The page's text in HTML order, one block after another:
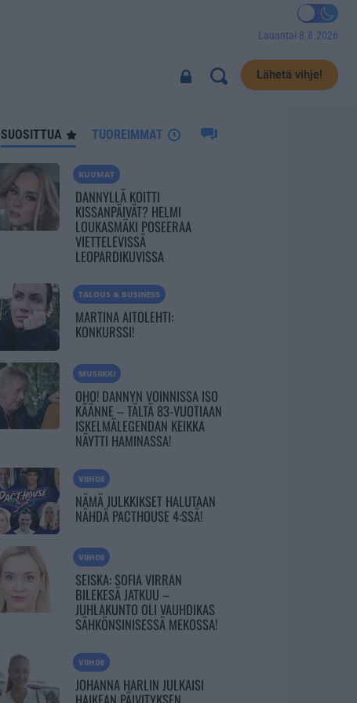
Lauantai 8.8.2026
Lähetä vihje!
SUOSITTUA TUOREIMMAT
KUUMAT
DANNYLLÄ KOITTI
KISSANPÄIVÄT? HELMI
LOUKASMÄKI POSEERAA
VIETTELEVISSÄ
LEOPARDIKUVISSA
TALOUS & BUSINESS
MARTINA AITOLEHTI:
KONKURSSI!
MUSIIKKI
OHO! DANNYN VOINNISSA ISO
KÄÄNNE – TÄLTÄ 83-VUOTIAAN
ISKELMÄLEGENDAN KEIKKA
NÄYTTI HAMINASSA!
VIIHDE
NÄMÄ JULKKIKSET HALUTAAN
NÄHDÄ PACTHOUSE 4:SSÄ!
VIIHDE
SEISKA: SOFIA VIRRAN
BILEKESÄ JATKUU –
JUHLAKUNTO OLI VAUHDIKAS
SÄHKÖNSINISESSÄ MEKOSSA!
VIIHDE
JOHANNA HARLIN JULKAISI